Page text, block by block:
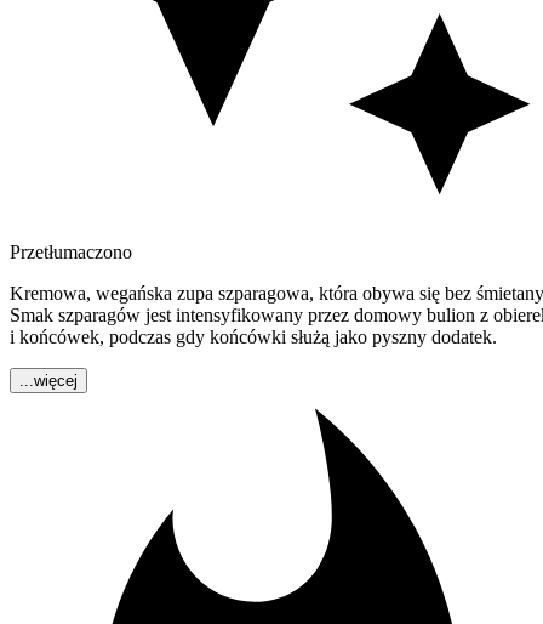
Przetłumaczono
Kremowa, wegańska zupa szparagowa, która obywa się bez
Smak szparagów jest intensyfikowany przez domowy bulion z
i końcówek, podczas gdy końcówki służą jako pyszny dodatek.
...więcej